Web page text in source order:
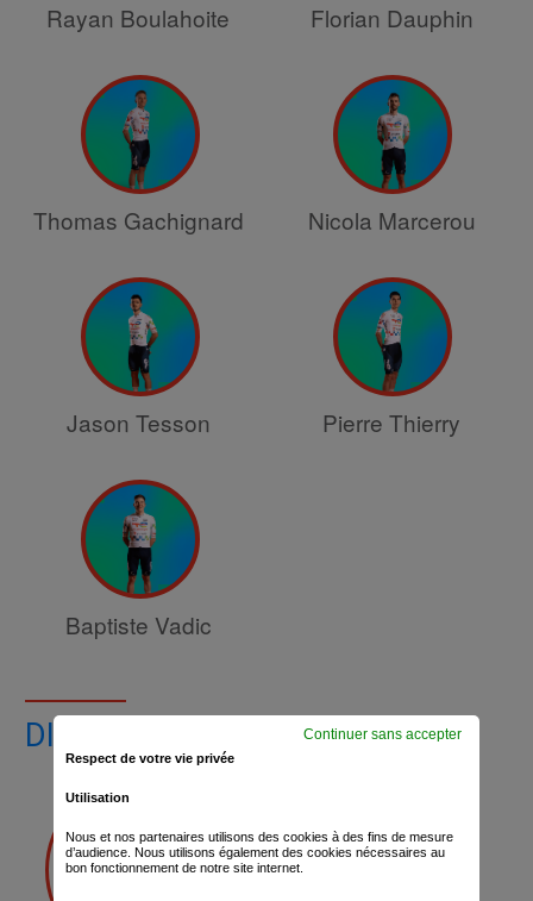
Rayan Boulahoite Florian Dauphin
Thomas Gachignard Nicola Marcerou
Jason Tesson Pierre Thierry
Baptiste Vadic
DIRECTEUR SPORTIF
Respect de votre vie privée
Utilisation
Nous et nos partenaires utilisons des cookies à des fins de mesure
d’audience. Nous utilisons également des cookies nécessaires au
bon fonctionnement de notre site internet.
Continuer sans accepter